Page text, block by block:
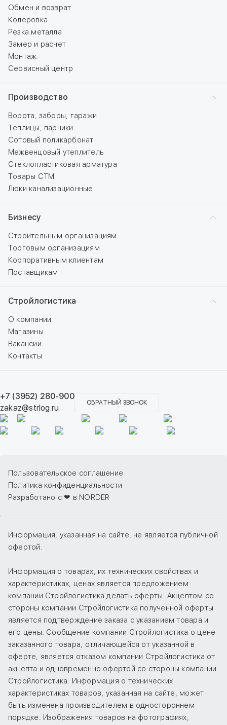
Обмен и возврат
Колеровка
Резка металла
Замер и расчет
Монтаж
Сервисный центр
Производство
Ворота, заборы, гаражи
Теплицы, парники
Сотовый поликарбонат
Межвенцовый утеплитель
Стеклопластиковая арматура
Товары СТМ
Люки канализационные
Бизнесу
Строительным организациям
Торговым организациям
Корпоративным клиентам
Поставщикам
Стройлогистика
О компании
Магазины
Вакансии
Контакты
+7 (3952) 280-900
zakaz@strlog.ru
ОБРАТНЫЙ ЗВОНОК
Пользовательское соглашение
Политика конфиденциальности
Разработано с ❤ в NORDER
Информация, указанная на сайте, не является публичной
офертой.
Информация о товарах, их технических свойствах и
характеристиках, ценах является предложением
компании Стройлогистика делать оферты. Акцептом со
стороны компании Стройлогистика полученной оферты
является подтверждение заказа с указанием товара и
его цены. Сообщение компании Стройлогистика о цене
заказанного товара, отличающейся от указанной в
оферте, является отказом компании Стройлогистика от
акцепта и одновременно офертой со стороны компании
Стройлогистика. Информация о технических
характеристиках товаров, указанная на сайте, может
быть изменена производителем в одностороннем
порядке. Изображения товаров на фотографиях,